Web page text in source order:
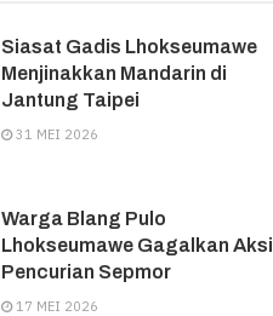
Siasat Gadis Lhokseumawe
Menjinakkan Mandarin di
Jantung Taipei
31 MEI 2026
Warga Blang Pulo
Lhokseumawe Gagalkan Aksi
Pencurian Sepmor
17 MEI 2026